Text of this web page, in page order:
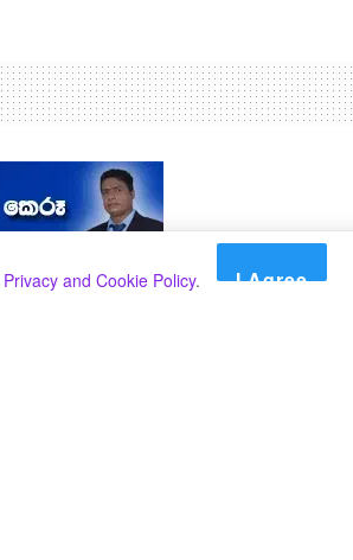
Privacy and Cookie Policy. I Agree